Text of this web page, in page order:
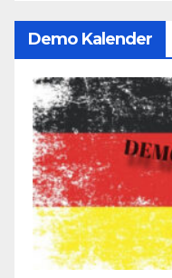
Demo Kalender